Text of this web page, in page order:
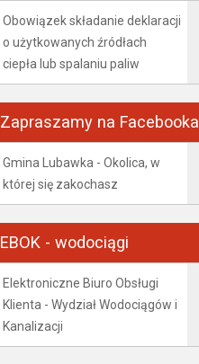
Obowiązek składanie deklaracji
o użytkowanych źródłach
ciepła lub spalaniu paliw
Zapraszamy na Facebooka
Gmina Lubawka - Okolica, w
której się zakochasz
EBOK - wodociągi
Elektroniczne Biuro Obsługi
Klienta - Wydział Wodociągów i
Kanalizacji